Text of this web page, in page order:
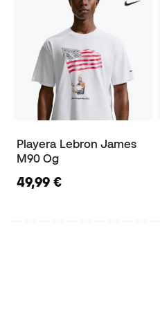
Playera Lebron James
M90 Og
49,99 €